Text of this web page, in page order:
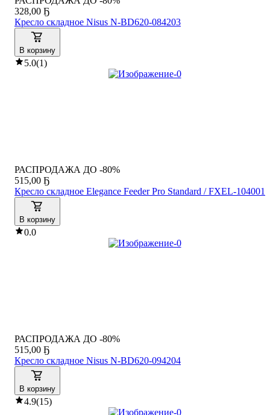
328,00 Ҕ
Кресло складное Nisus N-BD620-084203
В корзину
5.0(1)
РАСПРОДАЖА ДО -80%
515,00 Ҕ
Кресло складное Elegance Feeder Pro Standard / FXEL-104001
В корзину
0.0
РАСПРОДАЖА ДО -80%
515,00 Ҕ
Кресло складное Nisus N-BD620-094204
В корзину
4.9(15)